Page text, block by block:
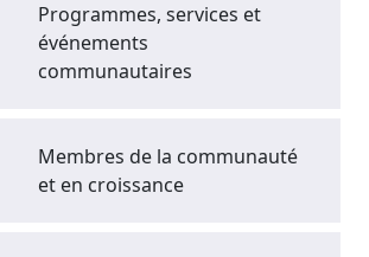
Programmes, services et
événements
communautaires
Membres de la communauté
et en croissance